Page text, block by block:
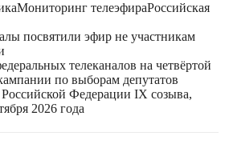
Мониторинг телеэфираРоссийская
посвятили эфир не участникам
телеканалов на четвёртой
по выборам депутатов
Федерации IX созыва,
2026 года